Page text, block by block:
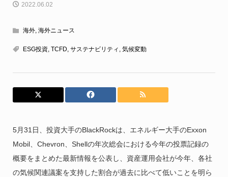
2022.06.02
海外, 海外ニュース
ESG投資, TCFD, サステナビリティ , 気候変動
5月31日、投資大手のBlackRockは、エネルギー大手のExxon
Mobil、Chevron、Shellの年次総会における今年の投票記録の
概要をまとめた最新情報を公表し、資産運用会社が今年、各社
の気候関連議案を支持した割合が過去に比べて低いことを明ら